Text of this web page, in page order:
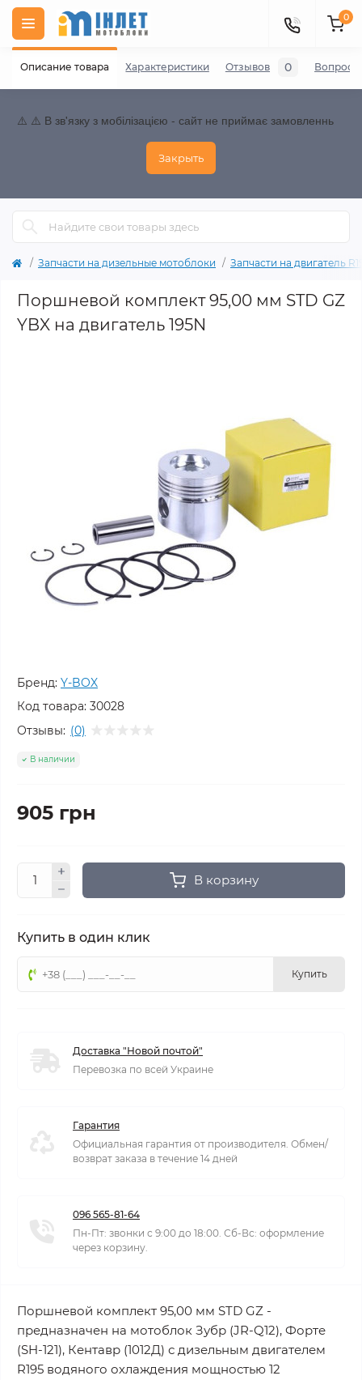
⚠️ ⚠️ В зв'язку з мобілізацією - сайт не приймає замовленнь
Закрыть
0
Запчасти на дизельные мотоблоки Запчасти на двигатель
Поршневой комплект 95,00 мм STD GZ
YBX на двигатель 195N
Бренд: Y-BOX
Код товара: 30028
Отзывы: (0)
В наличии
905 грн
В корзину
Купить в один клик
Купить
Доставка "Новой почтой"
Перевозка по всей Украине
Гарантия
Официальная гарантия от производителя. Обмен/
возврат заказа в течение 14 дней
096 565-81-64
Пн-Пт: звонки с 9:00 до 18:00. Сб-Вс: оформление
через корзину.
Описание товара Характеристики Отзывов 0 Вопросы
Поршневой комплект 95,00 мм STD GZ -
предназначен на мотоблок Зубр (JR-Q12), Форте
(SH-121), Кентавр (1012Д) с дизельным двигателем
R195 водяного охлаждения мощностью 12